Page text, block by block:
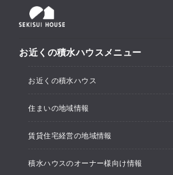
お近くの積水ハウスメニュー
お近くの積水ハウス
お近くの積水ハウストップ
住まいの地域情報
イベント情報
住宅展示場・ショールーム情報
賃貸住宅経営の地域情報
イベント情報
積水ハウスのオーナー様向け情報